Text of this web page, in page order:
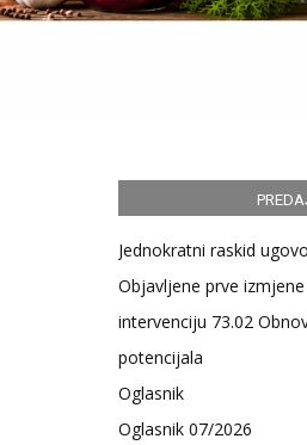
Jednokratni raskid
Objavljene prve
intervenciju 73.02
potencijala
Oglasnik
Oglasnik 07/2026